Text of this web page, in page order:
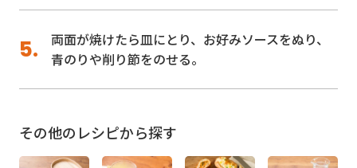
両面が焼けたら皿にとり、お好みソースをぬり、
青のりや削り節をのせる。
その他のレシピから探す